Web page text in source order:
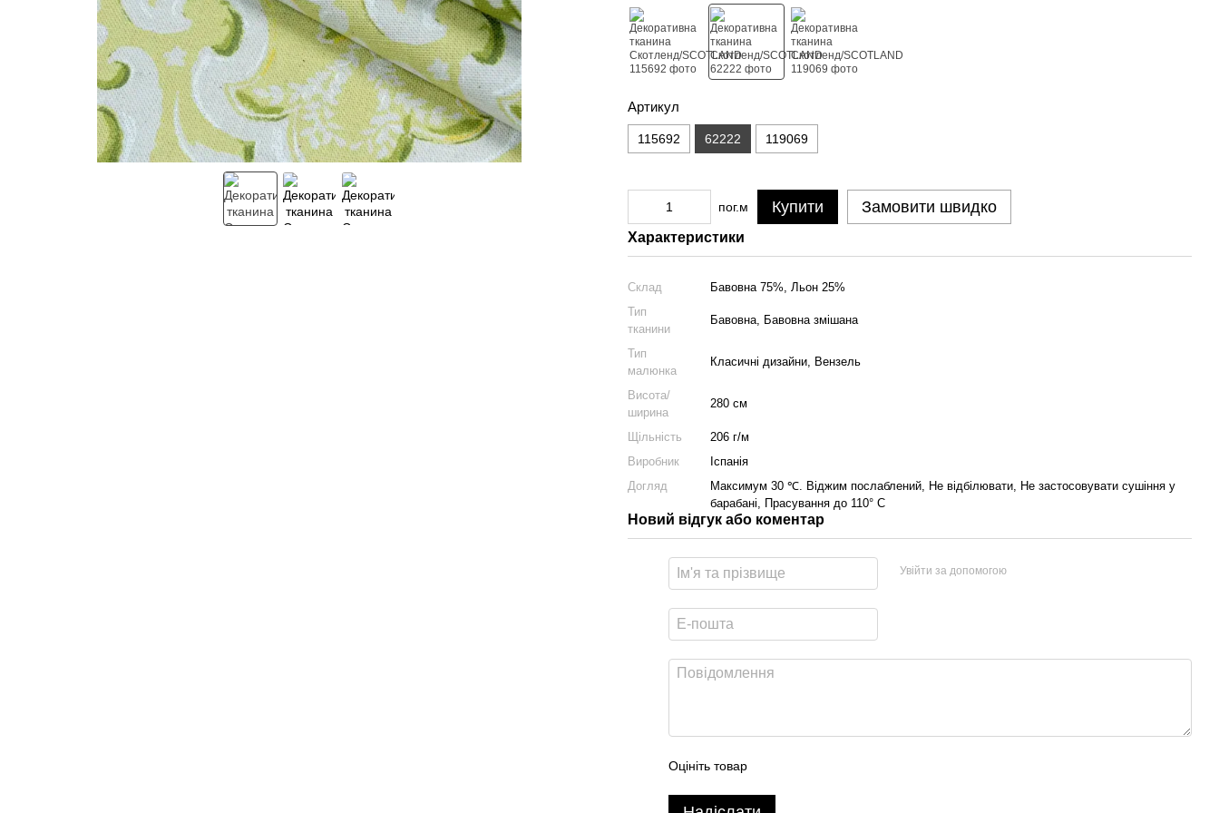
Артикул
115692 62222 119069
пог.м Купити Замовити швидко
Характеристики
Склад
Бавовна 75%, Льон 25%
Тип
тканини
Бавовна, Бавовна змішана
Тип
малюнка
Класичні дизайни, Вензель
Висота/
ширина
280 см
Щільність
206 г/м
Виробник
Іспанія
Догляд
Максимум 30 ℃. Віджим послаблений, Не відбілювати, Не застосовувати сушіння у
барабані, Прасування до 110° С
Новий відгук або коментар
Увійти за допомогою
Оцініть товар